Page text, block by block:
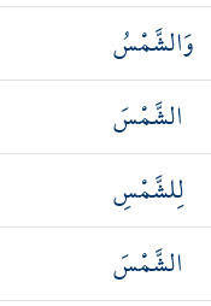
وَالشَّمْسُ
الشَّمْسَ
لِلشَّمْسِ
الشَّمْسَ